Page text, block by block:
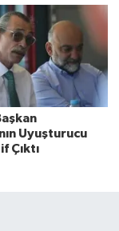
Uyuşturucu
Çıktı